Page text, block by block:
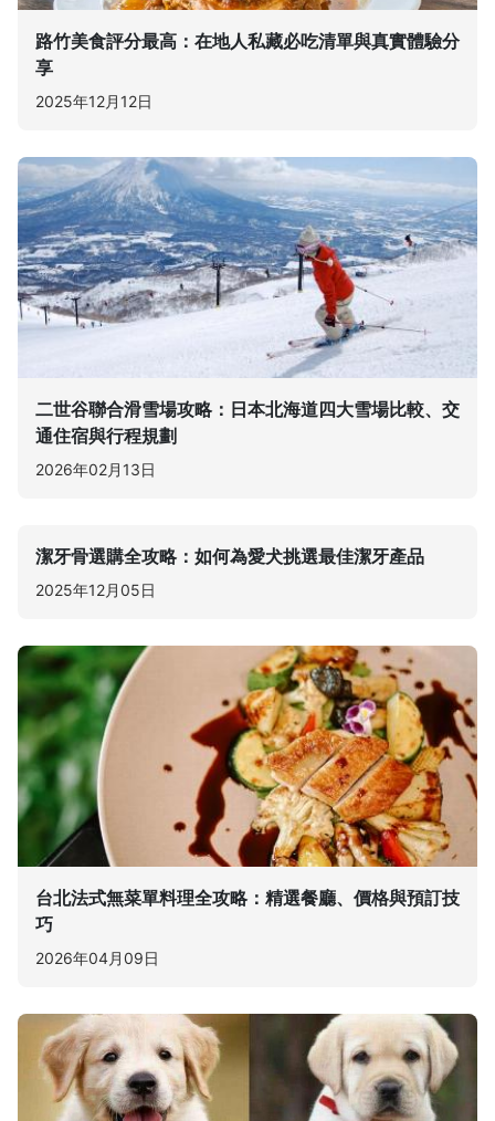
路竹美食評分最高：在地人私藏必吃清單與真實體驗分
享
2025年12月12日
二世谷聯合滑雪場攻略：日本北海道四大雪場比較、交
通住宿與行程規劃
2026年02月13日
潔牙骨選購全攻略：如何為愛犬挑選最佳潔牙產品
2025年12月05日
台北法式無菜單料理全攻略：精選餐廳、價格與預訂技
巧
2026年04月09日